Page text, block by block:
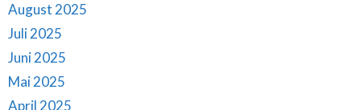
August 2025
Juli 2025
Juni 2025
Mai 2025
April 2025